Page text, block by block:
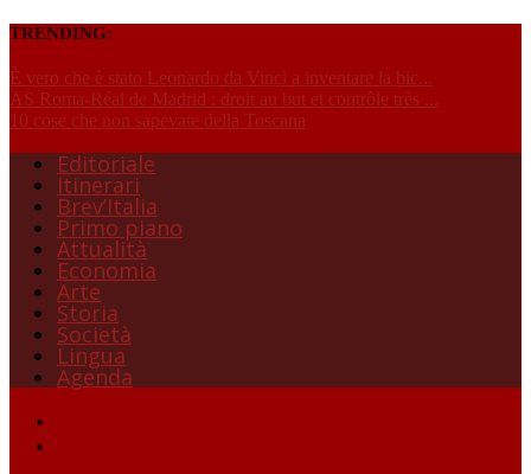
TRENDING:
È vero che è stato Leonardo da Vinci a inventare la bic...
AS Roma-Réal de Madrid : droit au but et contrôle très ...
10 cose che non sapevate della Toscana
Editoriale
Itinerari
Brev’Italia
Primo piano
Attualità
Economia
Arte
Storia
Società
Lingua
Agenda